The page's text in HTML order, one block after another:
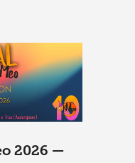
2026 —